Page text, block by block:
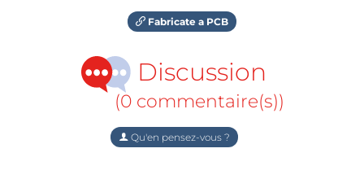
Fabricate a PCB
Discussion
(0 commentaire(s))
Qu'en pensez-vous ?